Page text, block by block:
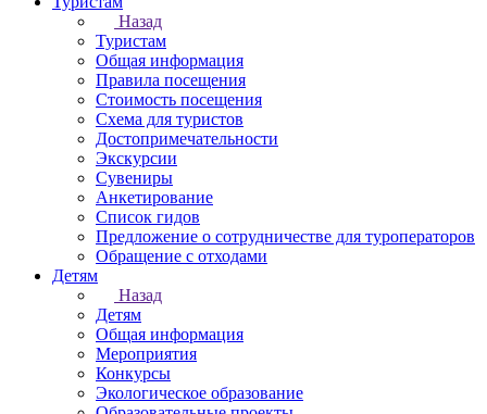
Назад
Туристам
Общая информация
Правила посещения
Стоимость посещения
Схема для туристов
Достопримечательности
Экскурсии
Сувениры
Анкетирование
Список гидов
Предложение о сотрудничестве для туроператоров
Обращение с отходами
Детям
Назад
Детям
Общая информация
Мероприятия
Конкурсы
Экологическое образование